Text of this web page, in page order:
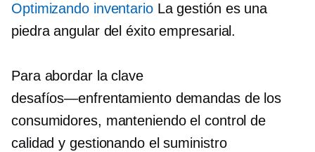
Optimizando inventarioLa gestión es una
piedra angular del éxito empresarial.
Para abordar la clave
desafíos—enfrentamientodemandas de los
consumidores, manteniendo el control de
calidad y gestionando el suministro